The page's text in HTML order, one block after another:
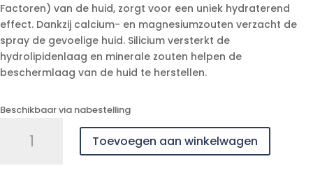
Factoren) van de huid, zorgt voor een uniek hydraterend
effect. Dankzij calcium- en magnesiumzouten verzacht de
spray de gevoelige huid. Silicium versterkt de
hydrolipidenlaag en minerale zouten helpen de
beschermlaag van de huid te herstellen.
Beschikbaar via nabestelling
Toevoegen aan winkelwagen